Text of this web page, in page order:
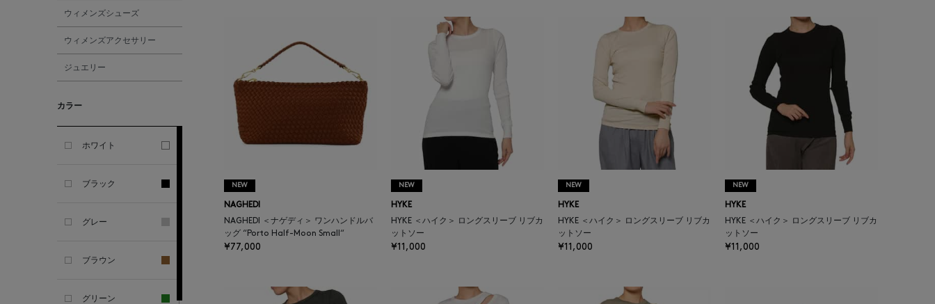
AKIKO OGAWA.
ALBERT THURSTON
ウィメンズシューズ
ウィメンズアクセサリー
ジュエリー
カラー
ホワイト
ブラック
グレー
ブラウン
グリーン
NEW
NAGHEDI
NAGHEDI ＜ナゲディ＞ ワンハンドルバ
ッグ “Porto Half-Moon Small“
¥77,000
NEW
HYKE
HYKE ＜ハイク＞ ロングスリーブ リブカ
ットソー
¥11,000
NEW
HYKE
HYKE ＜ハイク＞ ロングスリーブ リブカ
ットソー
¥11,000
NEW
HYKE
HYKE ＜ハイク＞ ロングスリーブ リブカ
ットソー
¥11,000